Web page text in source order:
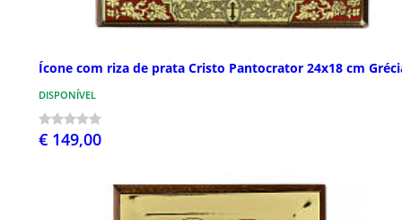
Ícone com riza de prata Cristo Pantocrator 24x18 cm
DISPONÍVEL
€ 149,00